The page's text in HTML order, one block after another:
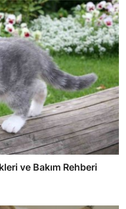
ve Bakım Rehberi